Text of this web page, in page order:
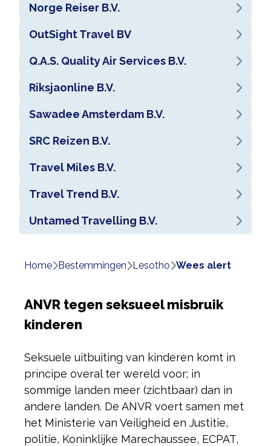
Norge Reiser B.V.
OutSight Travel BV
Q.A.S. Quality Air Services B.V.
Riksjaonline B.V.
Sawadee Amsterdam B.V.
SRC Reizen B.V.
Travel Miles B.V.
Travel Trend B.V.
Untamed Travelling B.V.
Home bestemmingen lesotho wees alert
ANVR tegen seksueel misbruik
kinderen
Seksuele uitbuiting van kinderen komt in
principe overal ter wereld voor; in
sommige landen meer (zichtbaar) dan in
andere landen. De ANVR voert samen met
het Ministerie van Veiligheid en Justitie,
politie, Koninklijke Marechaussee, ECPAT,